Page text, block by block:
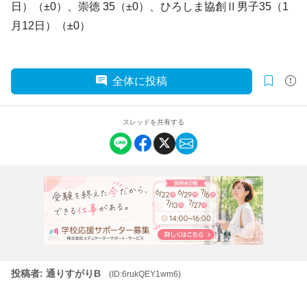
日）（±0）、崇徳 35（±0）、ひろしま協創Ⅱ男子35（1
月12日）（±0）
全体に投稿
スレッドを共有する
投稿者: 通りすがりB
(ID:6rukQEY1wm6)